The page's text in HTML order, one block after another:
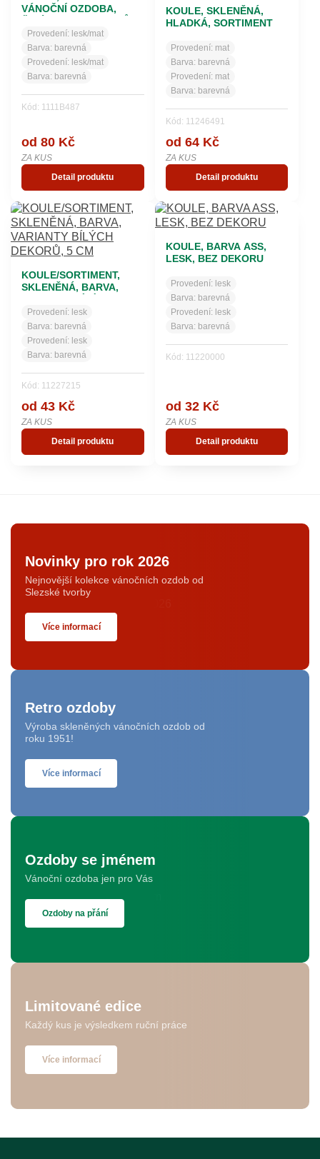
VÁNOČNÍ OZDOBA,
Provedení: lesk/mat
Barva: barevná
Provedení: lesk/mat
Barva: barevná
Kód: 1111B487
od 80 Kč
ZA KUS
Detail produktu
KOULE, SKLENĚNÁ,
HLADKÁ, SORTIMENT
BÍLOU DIAMANTINOU
Provedení: mat
Barva: barevná
Provedení: mat
Barva: barevná
Kód: 11246491
od 64 Kč
ZA KUS
Detail produktu
KOULE/SORTIMENT,
SKLENĚNÁ, BARVA,
DEKORŮ, 5 CM
Provedení: lesk
Barva: barevná
Provedení: lesk
Barva: barevná
Kód: 11227215
od 43 Kč
ZA KUS
Detail produktu
KOULE, BARVA ASS,
LESK, BEZ DEKORU
Provedení: lesk
Barva: barevná
Provedení: lesk
Barva: barevná
Kód: 11220000
od 32 Kč
ZA KUS
Detail produktu
Novinky pro rok 2026
Nejnovější kolekce vánočních ozdob od
Slezské tvorby
Více informací
Retro ozdoby
Výroba skleněných vánočních ozdob od
roku 1951!
Více informací
Ozdoby se jménem
Vánoční ozdoba jen pro Vás
Ozdoby na přání
Limitované edice
Každý kus je výsledkem ruční práce
Více informací